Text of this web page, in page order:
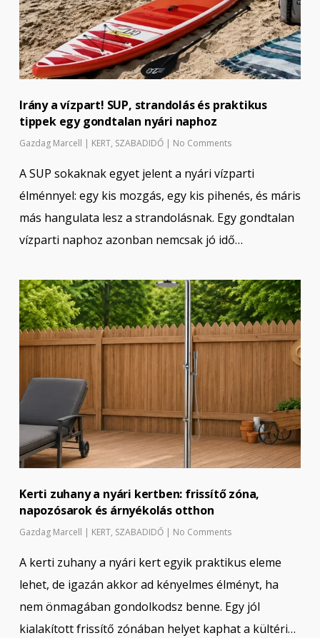
Irány a vízpart! SUP, strandolás és praktikus
tippek egy gondtalan nyári naphoz
Gazdag Marcell | KERT, SZABADIDŐ | No Comments
A SUP sokaknak egyet jelent a nyári vízparti
élménnyel: egy kis mozgás, egy kis pihenés, és máris
más hangulata lesz a strandolásnak. Egy gondtalan
vízparti naphoz azonban nemcsak jó idő…
Kerti zuhany a nyári kertben: frissítő zóna,
napozósarok és árnyékolás otthon
Gazdag Marcell KERT, SZABADIDŐ No Comments
A kerti zuhany a nyári kert egyik praktikus eleme
lehet, de igazán akkor ad kényelmes élményt, ha
nem önmagában gondolkodsz benne. Egy jól
kialakított frissítő zónában helyet kaphat a kültéri…